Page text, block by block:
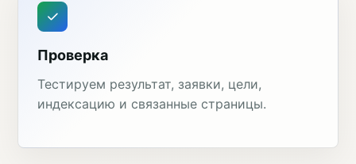
Проверка
Тестируем результат, заявки, цели,
индексацию и связанные страницы.